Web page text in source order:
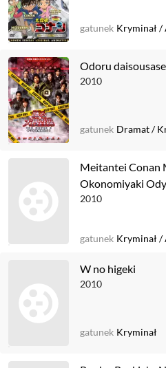
gatunek Kryminał /
Odoru
2010
gatunek Dramat/
Meitantei Conan
Okonomiyaki
2010
gatunek Kryminał /
W no higeki
2010
gatunek Kryminał